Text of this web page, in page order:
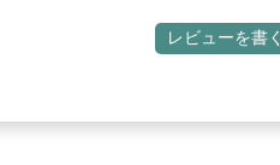
短くします。 / カーブを作成する：
グされたパンダンタントはあなた
たがそれを着ていることを知って
/ 衣服の下に隠れる：パッド入りの
レビューを書く